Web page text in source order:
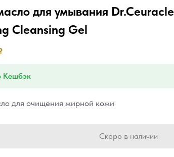
для умывания
Cleansing Gel
Кешбэк
для очищения жирной кожи
Скоро в наличии